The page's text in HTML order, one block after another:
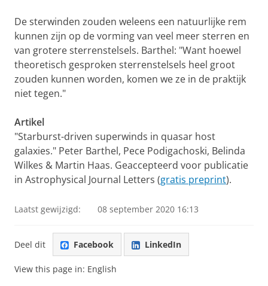
De sterwinden zouden weleens een natuurlijke rem
kunnen zijn op de vorming van veel meer sterren en
van grotere sterrenstelsels. Barthel: "Want hoewel
theoretisch gesproken sterrenstelsels heel groot
zouden kunnen worden, komen we ze in de praktijk
niet tegen."
Artikel
"Starburst-driven superwinds in quasar host
galaxies." Peter Barthel, Pece Podigachoski, Belinda
Wilkes & Martin Haas. Geaccepteerd voor publicatie
in Astrophysical Journal Letters (gratis preprint).
Laatst gewijzigd: 08 september 2020 16:13
Deel dit Facebook LinkedIn
View this page in: English